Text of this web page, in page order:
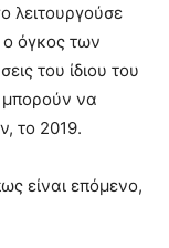
λειτουργούσε
όγκος των
του ίδιου του
να
το 2019.
είναι επόμενο,